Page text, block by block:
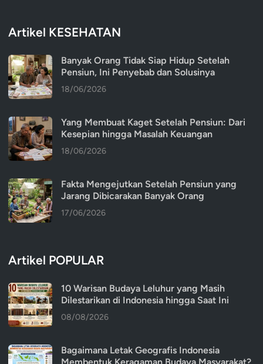
Artikel KESEHATAN
Banyak Orang Tidak Siap Hidup Setelah
Pensiun, Ini Penyebab dan Solusinya
18/06/2026
Yang Membuat Kaget Setelah Pensiun: Dari
Kesepian hingga Masalah Keuangan
18/06/2026
Fakta Mengejutkan Setelah Pensiun yang
Jarang Dibicarakan Banyak Orang
17/06/2026
Artikel POPULAR
10 Warisan Budaya Leluhur yang Masih
Dilestarikan di Indonesia hingga Saat Ini
08/08/2026
Bagaimana Letak Geografis Indonesia